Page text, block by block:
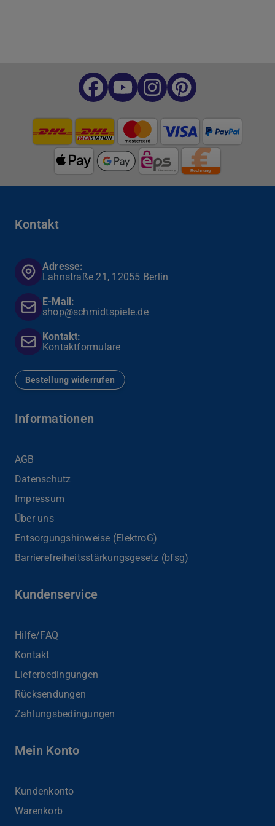
Kontakt
Adresse:
Lahnstraße 21, 12055 Berlin
E-Mail:
shop@schmidtspiele.de
Kontakt:
Kontaktformulare
Bestellung widerrufen
Informationen
AGB
Datenschutz
Impressum
Über uns
Entsorgungshinweise (ElektroG)
Barrierefreiheits­stärkungsgesetz (bfsg)
Kundenservice
Hilfe/FAQ
Kontakt
Lieferbedingungen
Rücksendungen
Zahlungsbedingungen
Mein Konto
Kundenkonto
Warenkorb